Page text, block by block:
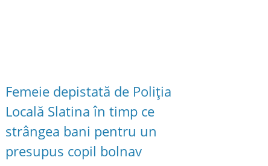
Femeie depistată de Poliția
Locală Slatina în timp ce
strângea bani pentru un
presupus copil bolnav